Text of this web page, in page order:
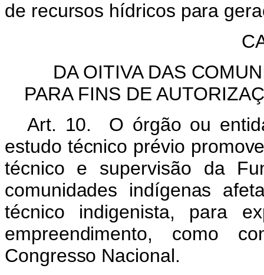
de recursos hídricos para
DA OITIVA DAS
PARA FINS DE
Art. 10. O órgão ou
estudo técnico prévio
técnico e supervisão da
comunidades indígenas
técnico indigenista, para
empreendimento, como
Congresso Nacional.